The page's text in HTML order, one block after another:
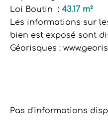
Loi Boutin
43.17 m²
Les informations sur
bien est exposé sont
Géorisques :
Pas d'informations